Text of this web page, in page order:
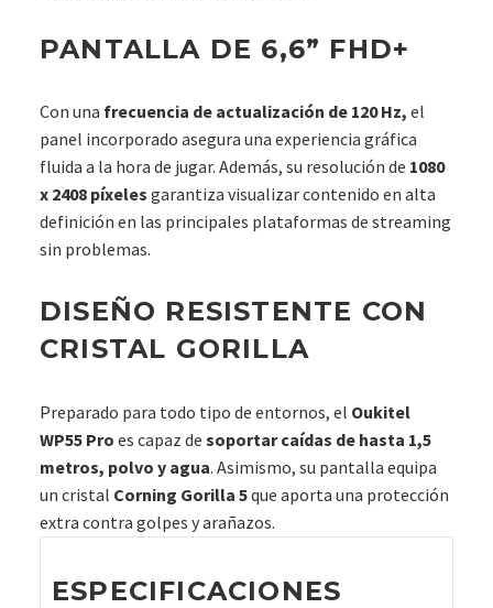
PANTALLA DE 6,6” FHD+
Con una frecuencia de actualización de 120 Hz, el
panel incorporado asegura una experiencia gráfica
fluida a la hora de jugar. Además, su resolución de 1080
x 2408 píxeles garantiza visualizar contenido en alta
definición en las principales plataformas de streaming
sin problemas.
DISEÑO RESISTENTE CON
CRISTAL GORILLA
Preparado para todo tipo de entornos, el Oukitel
WP55 Pro es capaz de soportar caídas de hasta 1,5
metros, polvo y agua. Asimismo, su pantalla equipa
un cristal Corning Gorilla 5que aporta una protección
extra contra golpes y arañazos.
ESPECIFICACIONES